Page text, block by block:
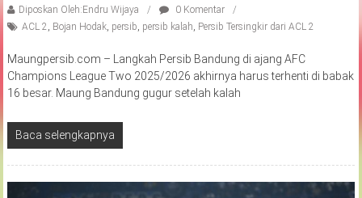
Diposkan Oleh:Endru Wijaya
0 Komentar
ACL 2, Bojan Hodak, persib, persib kalah, Persib Tersingkir dari ACL 2
Maungpersib.com – Langkah Persib Bandung di ajang AFC
Champions League Two 2025/2026 akhirnya harus terhenti di babak
16 besar. Maung Bandung gugur setelah kalah
Baca selengkapnya